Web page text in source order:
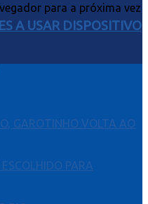
A USAR DISPOSITIVO
para a próxima vez